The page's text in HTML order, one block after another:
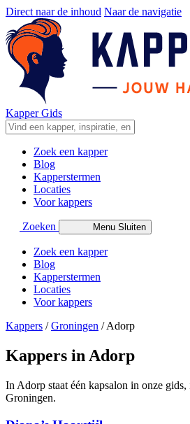
Direct naar de inhoud Naar de navigatie
Kapper Gids
Zoek een kapper
Blog
Kapperstermen
Locaties
Voor kappers
Zoeken Menu Sluiten
Zoek een kapper
Blog
Kapperstermen
Locaties
Voor kappers
Kappers /Groningen /Adorp
Kappers in Adorp
In Adorp staat één kapsalon in onze
Groningen.